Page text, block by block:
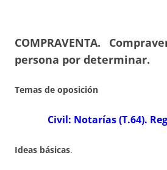
COMPRAVENTA.
persona por determinar.
Temas de oposición
Civil: Notarías (T.64).
Ideas básicas.